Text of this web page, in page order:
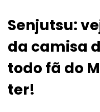
Senjutsu:
da camisa
todo fã do
ter!